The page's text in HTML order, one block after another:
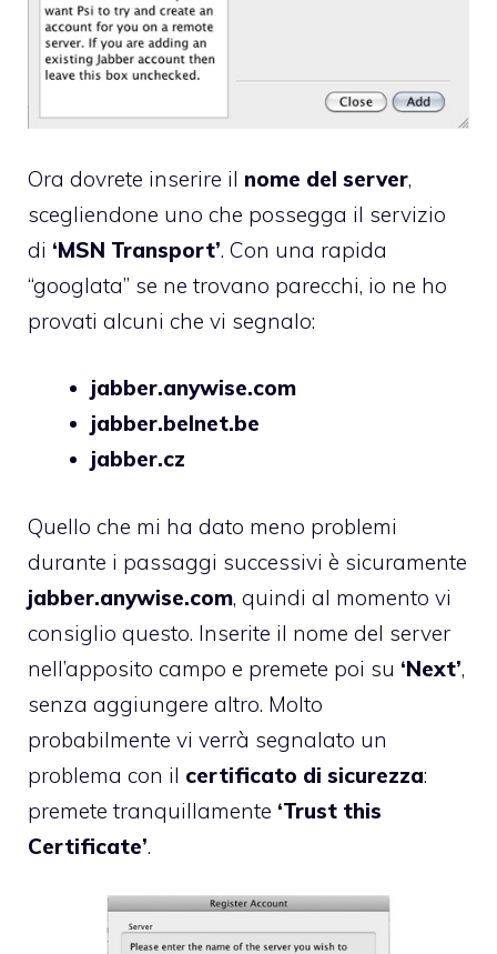
Ora dovrete inserire il nome del server,
scegliendone uno che possegga il servizio
di ‘MSN Transport’. Con una rapida
“googlata” se ne trovano parecchi, io ne ho
provati alcuni che vi segnalo:
jabber.anywise.com
jabber.belnet.be
jabber.cz
Quello che mi ha dato meno problemi
durante i passaggi successivi è sicuramente
jabber.anywise.com, quindi al momento vi
consiglio questo. Inserite il nome del server
nell’apposito campo e premete poi su ‘Next’,
senza aggiungere altro. Molto
probabilmente vi verrà segnalato un
problema con il certificato di sicurezza:
premete tranquillamente ‘Trust this
Certificate’.